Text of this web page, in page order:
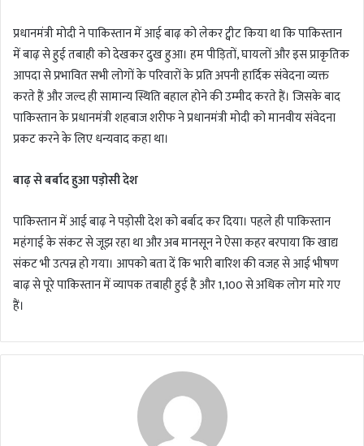
प्रधानमंत्री मोदी ने पाकिस्तान में आई बाढ़ को लेकर ट्वीट किया था कि पाकिस्तान
में बाढ़ से हुई तबाही को देखकर दुख हुआ। हम पीड़ितों, घायलों और इस प्राकृतिक
आपदा से प्रभावित सभी लोगों के परिवारों के प्रति अपनी हार्दिक संवेदना व्यक्त
करते हैं और जल्द ही सामान्य स्थिति बहाल होने की उम्मीद करते हैं। जिसके बाद
पाकिस्तान के प्रधानमंत्री शहबाज शरीफ ने प्रधानमंत्री मोदी को मानवीय संवेदना
प्रकट करने के लिए धन्यवाद कहा था।
बाढ़ से बर्बाद हुआ पड़ोसी देश
पाकिस्तान में आई बाढ़ ने पड़ोसी देश को बर्बाद कर दिया। पहले ही पाकिस्तान
महंगाई के संकट से जूझ रहा था और अब मानसून ने ऐसा कहर बरपाया कि खाद्य
संकट भी उत्पन्न हो गया। आपको बता दें कि भारी बारिश की वजह से आई भीषण
बाढ़ से पूरे पाकिस्तान में व्यापक तबाही हुई है और 1,100 से अधिक लोग मारे गए
हैं।